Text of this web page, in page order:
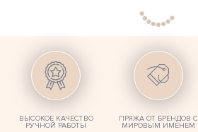
ВЫСОКОЕ КАЧЕСТВО
РУЧНОЙ РАБОТЫ
ПРЯЖА ОТ БРЕНДОВ С
МИРОВЫМ ИМЕНЕМ